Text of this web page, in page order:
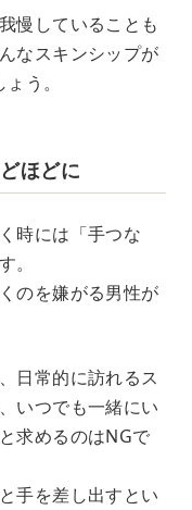
慢していることも
なスキンシップが
う。
ほどに
時には「手つな
。
のを嫌がる男性が
日常的に訪れるス
いつでも一緒にい
求めるのはNGで
手を差し出すとい